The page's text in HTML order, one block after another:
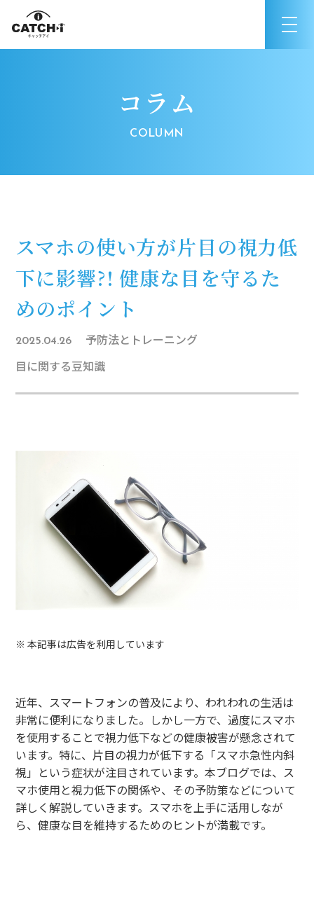
コラム
スマホの使い方が片目の視力低
下に影響?! 健康な目を守るた
めのポイント
2025.04.26
予防法とトレーニング
目に関する豆知識
※ 本記事は広告を利用しています
近年、スマートフォンの普及により、われわれの生活は
非常に便利になりました。しかし一方で、過度にスマホ
を使用することで視力低下などの健康被害が懸念されて
います。特に、片目の視力が低下する「スマホ急性内斜
視」という症状が注目されています。本ブログでは、ス
マホ使用と視力低下の関係や、その予防策などについて
詳しく解説していきます。スマホを上手に活用しなが
ら、健康な目を維持するためのヒントが満載です。